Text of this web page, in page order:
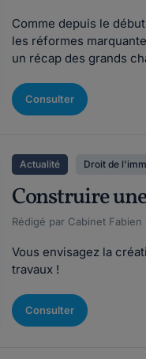
Comme depuis le
les réformes
un récap des grands
Consulter
Actualité Droit de
Construire
Rédigé par Cabinet Fabien
Vous envisagez la
travaux !
Consulter